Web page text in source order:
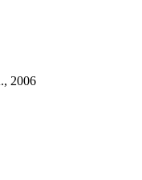
., 2006